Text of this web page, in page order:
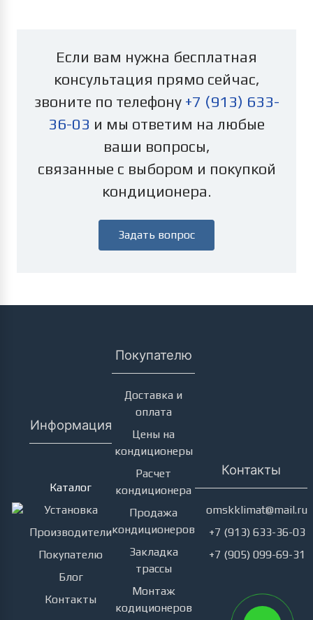
Если вам нужна бесплатная
консультация прямо сейчас,
звоните по телефону +7 (913) 633-
36-03 и мы ответим на любые
ваши вопросы,
связанные с выбором и покупкой
кондиционера.
Задать вопрос
Информация
Каталог
Установка
Производители
Покупателю
Блог
Контакты
Покупателю
Доставка и
оплата
Цены на
кондиционеры
Расчет
кондиционера
Продажа
кондиционеров
Закладка
трассы
Монтаж
кодиционеров
Контакты
omskklimat@mail.ru
+7 (913) 633-36-03
+7 (905) 099-69-31